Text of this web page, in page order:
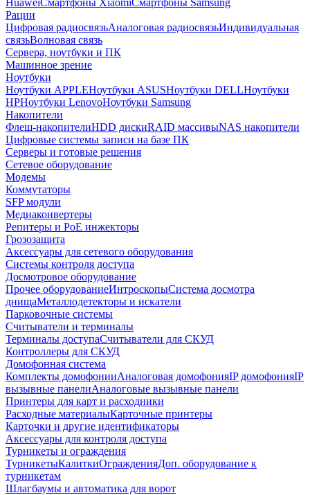
HuaweiСмартфоны XiaomiСмартфоны Samsung
Рации
Цифровая радиосвязьАналоговая радиосвязьИндивидуальная
связьВолновая связь
Сервера, ноутбуки и ПК
Машинное зрение
Ноутбуки
Ноутбуки APPLEНоутбуки ASUSНоутбуки DELLНоутбуки
HPНоутбуки LenovoНоутбуки Samsung
Накопители
Флеш-накопителиHDD дискиRAID массивыNAS накопители
Цифровые системы записи на базе ПК
Серверы и готовые решения
Сетевое оборудование
Модемы
Коммутаторы
SFP модули
Медиаконвертеры
Репитеры и PoE инжекторы
Грозозащита
Аксессуары для сетевого оборудования
Системы контроля доступа
Досмотровое оборудование
Прочее оборудованиеИнтроскопыСистема досмотра
днищаМеталлодетекторы и искатели
Парковочные системы
Считыватели и терминалы
Терминалы доступаСчитыватели для СКУД
Контроллеры для СКУД
Домофонная система
Комплекты домофонииАналоговая домофонияIP домофонияIP
вызывные панелиАналоговые вызывные панели
Принтеры для карт и расходники
Расходные материалыКарточные принтеры
Карточки и другие идентификаторы
Аксессуары для контроля доступа
Турникеты и ограждения
ТурникетыКалиткиОгражденияДоп. оборудование к
турникетам
Шлагбаумы и автоматика для ворот